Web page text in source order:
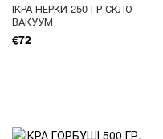
ІКРА НЕРКИ 250 ГР СКЛО
ВАКУУМ
€72